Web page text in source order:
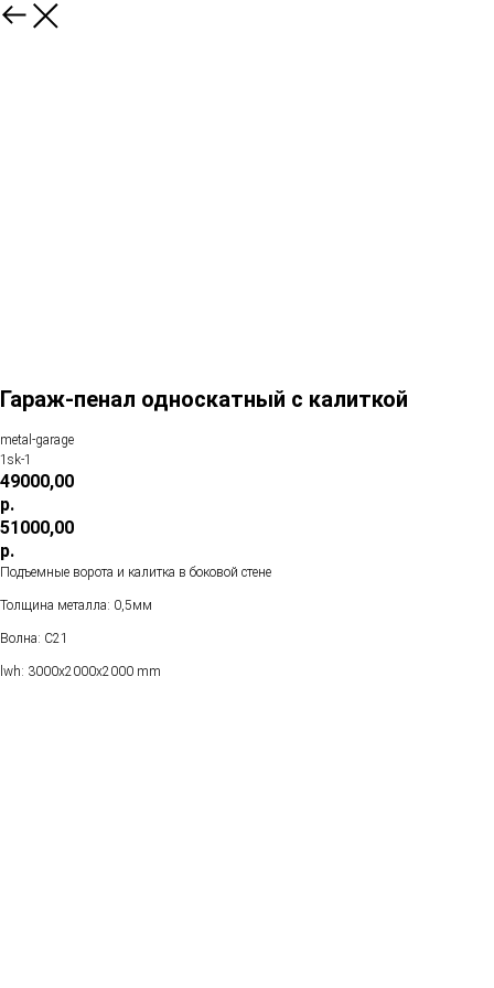
Гараж-пенал односкатный с калиткой
metal-garage
1sk-1
49000,00
р.
51000,00
р.
Подъемные ворота и калитка в боковой стене
Толщина металла: 0,5мм
Волна: С21
lwh: 3000x2000x2000 mm